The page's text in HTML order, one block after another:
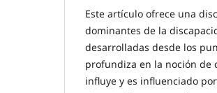
Este artículo ofrece una
dominantes de la
desarrolladas desde los
profundiza en la noción de
influye y es influenciado